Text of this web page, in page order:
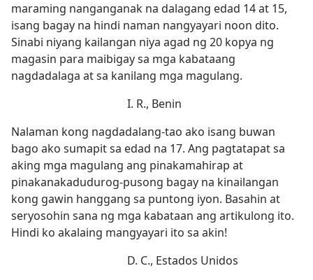
maraming nanganganak na dalagang edad 14 at 15,
isang bagay na hindi naman nangyayari noon dito.
Sinabi niyang kailangan niya agad ng 20 kopya ng
magasin para maibigay sa mga kabataang
nagdadalaga at sa kanilang mga magulang.
I. R., Benin
Nalaman kong nagdadalang-tao ako isang buwan
bago ako sumapit sa edad na 17. Ang pagtatapat sa
aking mga magulang ang pinakamahirap at
pinakanakadudurog-pusong bagay na kinailangan
kong gawin hanggang sa puntong iyon. Basahin at
seryosohin sana ng mga kabataan ang artikulong ito.
Hindi ko akalaing mangyayari ito sa akin!
D. C., Estados Unidos